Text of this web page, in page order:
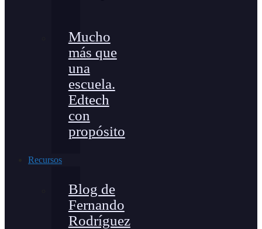
Mucho
más que
una
escuela.
Edtech
con
propósito
Recursos
Blog de
Fernando
Rodríguez